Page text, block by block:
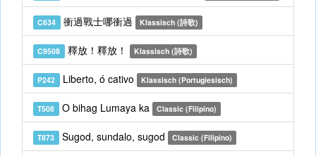
C634 衝過戰士哪衝過 Klassisch (詩歌)
C9508 釋放！釋放！ Klassisch (詩歌)
P242 Liberto, ó cativo Klassisch (Portugiesisch)
T508 O bihag Lumaya ka Classic (Filipino)
T873 Sugod, sundalo, sugod Classic (Filipino)